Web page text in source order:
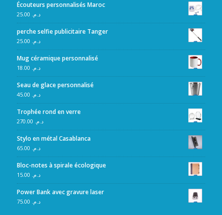
Écouteurs personnalisés Maroc
د.م.
perche selfie publicitaire Tanger
د.م.
Mug céramique personnalisé
د.م.
Seau de glace personnalisé
د.م.
Trophée rond en verre
د.م.
Stylo en métal Casablanca
د.م.
Bloc-notes à spirale écologique
د.م.
Power Bank avec gravure laser
د.م.